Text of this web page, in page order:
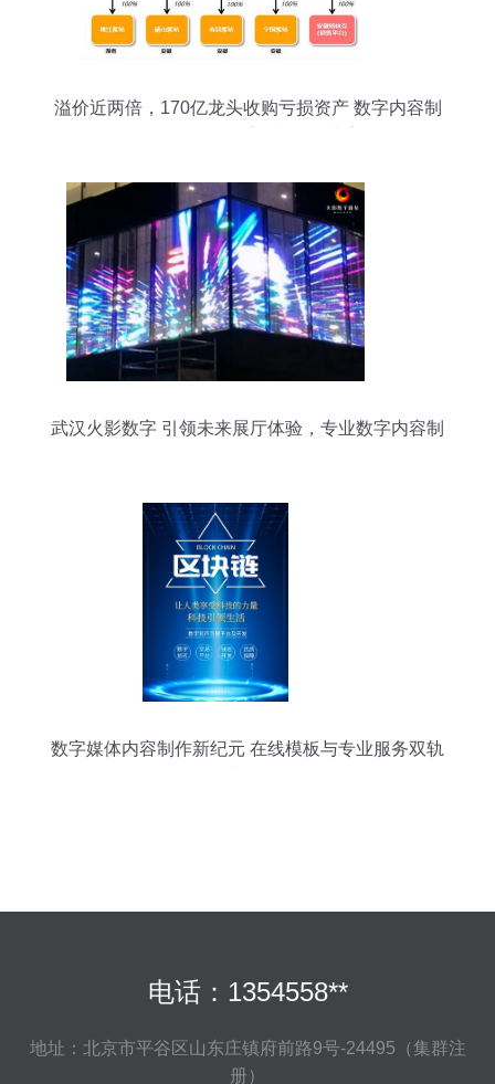
溢价近两倍，170亿龙头收购亏损资产 数字内容制
武汉火影数字 引领未来展厅体验，专业数字内容制
数字媒体内容制作新纪元 在线模板与专业服务双轨
电话：1354558**
地址：北京市平谷区山东庄镇府前路9号-24495（集群注
册）